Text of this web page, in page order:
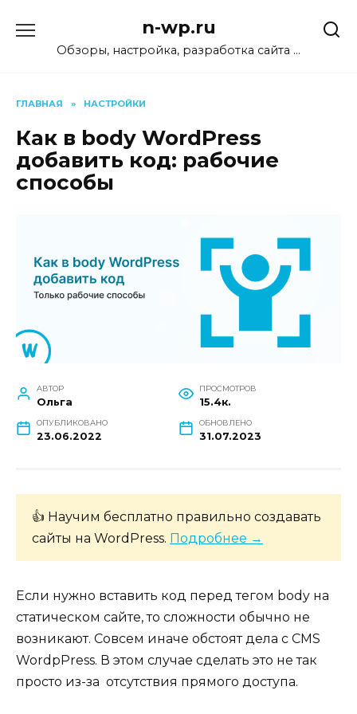
содержанию
n-wp.ru
Обзоры, настройка, разработка сайта …
ГЛАВНАЯ » НАСТРОЙКИ
Как в body WordPress
добавить код: рабочие
способы
АВТОР
Ольга
ПРОСМОТРОВ
15.4к.
ОПУБЛИКОВАНО
23.06.2022
ОБНОВЛЕНО
31.07.2023
👍 Научим бесплатно правильно создавать
сайты на WordPress. Подробнее →
Если нужно вставить код перед тегом body на
статическом сайте, то сложности обычно не
возникают. Совсем иначе обстоят дела с CMS
WordpPress. В этом случае сделать это не так
просто из-за отсутствия прямого доступа.